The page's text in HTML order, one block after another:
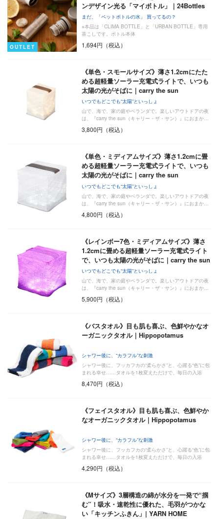
OUTLET
ンデザイン光る「マイボトル」｜24Bottles
まだ、「ペットボトルの水」 買ってるの？
※本品は「CLIMA BOTTLE」と「URBAN BOTTLE」専用
茶こしです。ボトル本体
1,694円（税込）
《単色・スモールサイズ》薄さ1.2cmにたた
める超軽量ソーラー充電式ライトで、いつも
太陽の光がそばに｜carry the sun
いつでもどこでも“太陽”といっしょ
山で、海で、家の庭やベランダで。楽しいアウトドアの夜
は、『carry the sun（キャリー・ザ・サン）』におまか…
3,800円（税込）
《単色・ミディアムサイズ》薄さ1.2cmに畳
める超軽量ソーラー充電式ライトで、いつも
太陽の光がそばに｜carry the sun
いつでもどこでも“太陽”といっしょ
山で、海で、家の庭やベランダで。楽しいアウトドアの夜
は、『carry the sun（キャリー・ザ・サン）』におまか…
4,800円（税込）
《レインボー7色・ミディアムサイズ》薄さ
1.2cmに畳める超軽量ソーラー充電式ライト
で、いつも太陽の光がそばに｜carry the sun
いつでもどこでも“太陽”といっしょ
山で、海で、家の庭やベランダで。楽しいアウトドアの夜
は、『carry the sun（キャリー・ザ・サン）』におまか…
5,900円（税込）
《バスタオル》目も肌も喜ぶ、色鮮やかなオ
ーガニックタオル｜Hippopotamus
シャワー後に、“カラフル”な刺激
シャワー後に、フッカフカの“柔らかさ”と、心躍る“色”に包
まれる幸せ……タオルを1枚変えただけで、毎日の入浴
8,470円（税込）
《フェイスタオル》目も肌も喜ぶ、色鮮やか
なオーガニックタオル｜Hippopotamus
シャワー後に、“カラフル”な刺激
シャワー後に、フッカフカの“柔らかさ”と、心躍る“色”に包
まれる幸せ……タオルを1枚変えただけで、毎日の入浴
4,290円（税込）
《Mサイズ》3層構造の綿が水分を一発で“掴
む”！吸水・速乾性に優れた、毛羽がつかな
い「キッチンふきん」| YARN HOME